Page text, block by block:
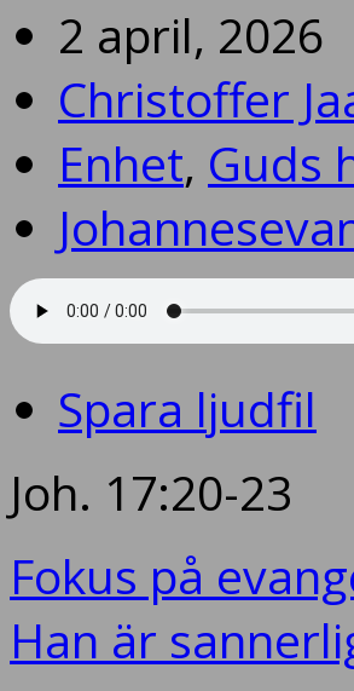
2 april, 2026
Christoffer
Enhet, Guds
Spara ljudfil
Joh. 17:20-23
Fokus på
Han är